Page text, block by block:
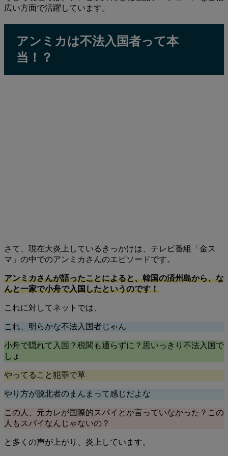
広い方面で活躍しています。
アンミカは不法入国者って本
当！？
さて、現在大炎上しているきっかけは、テレビ番組「金ス
マ」の中でのアンミカさんのエピソードです。
アンミカさんが語ったことによると、韓国の済州島から、な
んと一家で小舟で入国したというのです！
これに対してネットでは、
これ、明らかな不法入国者じゃん
小舟で隠れて入国？税関も通らずに？思いっきり不法入国で
しょ
やってること犯罪で草
やり方が脱北者のまんまって感じだよな
この人、元カレが国際的スパイとか言っていなかった？この
人もスパイなんじゃないの？
と多くの声が上がり、炎上しています。